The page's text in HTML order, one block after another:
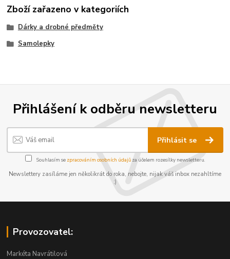
Zboží zařazeno v kategoriích
Dárky a drobné předměty
Samolepky
Přihlášení k odběru newsletteru
Přihlásit se
Souhlasím se zpracováním osobních údajůza účelem rozesílky newsletteru.
Newslettery zasíláme jen několikrát do roka, nebojte, nijak váš inbox nezahltíme
:)
Provozovatel:
Markéta Navrátilová